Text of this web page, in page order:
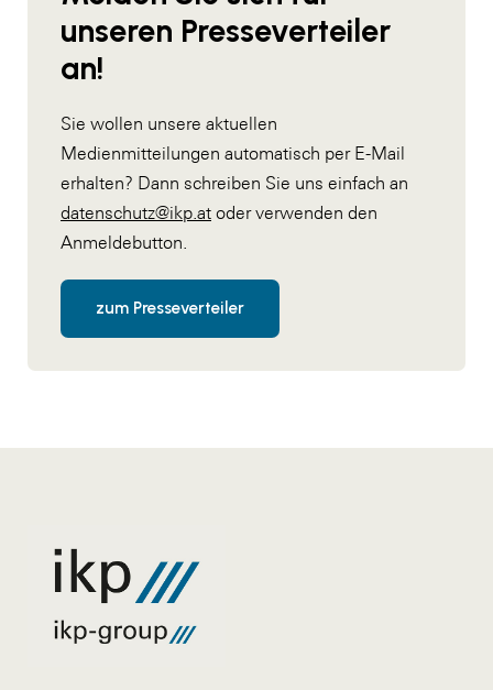
unseren Presseverteiler
an!
Sie wollen unsere aktuellen
Medienmitteilungen automatisch per E-Mail
erhalten? Dann schreiben Sie uns einfach an
datenschutz@ikp.at oder verwenden den
Anmeldebutton.
zum Presseverteiler